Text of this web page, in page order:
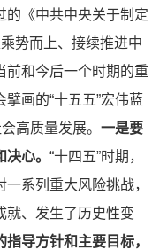
的《中共中央关于制定
势而上、接续推进中
前和今后一个时期的重
画的“十五五”宏伟蓝
高质量发展。 一是要
心。 “十四五”时期，
系列重大风险挑战，
就、发生了历史性变
导方针和主要目标，